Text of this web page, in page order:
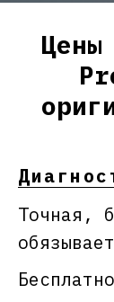
Точная,
обязывает
Бесплатно